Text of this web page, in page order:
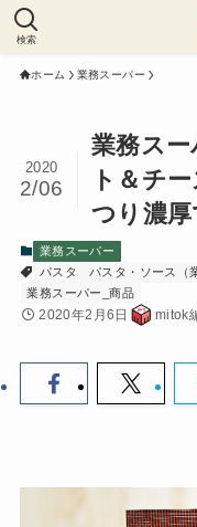
検索
ホーム 業務スーパー
業務ス
ト＆チ
つり濃
2020
2/06
業務スーパー
パスタ
パスタ・ソース（
業務スーパー_商品
2020年2月6日 mitok